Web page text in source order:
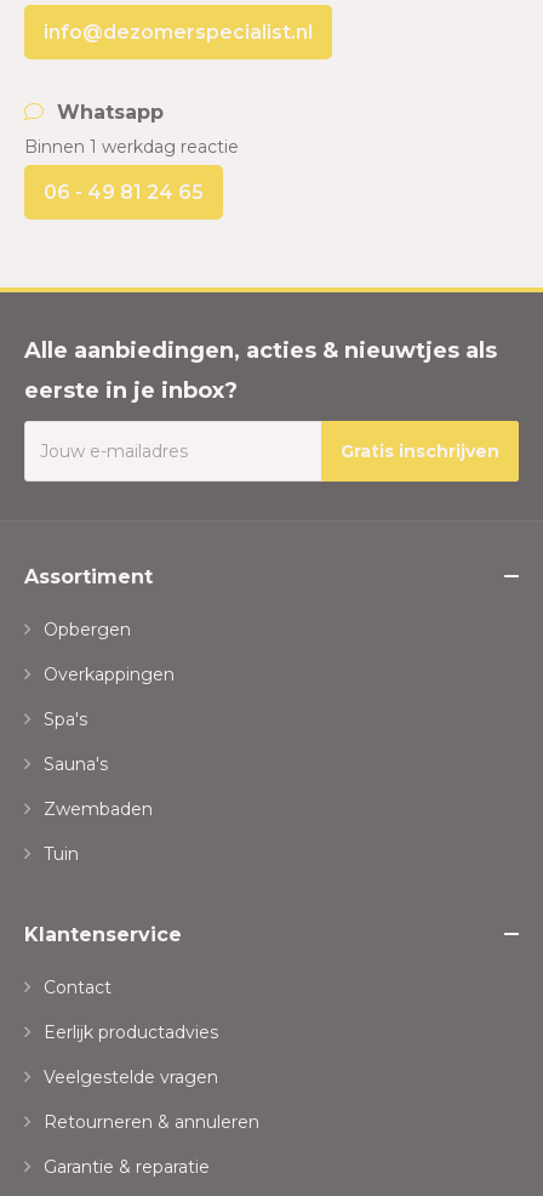
info@dezomerspecialist.nl
Whatsapp
Binnen 1 werkdag reactie
06 - 49 81 24 65
Alle aanbiedingen, acties & nieuwtjes als
eerste in je inbox?
Gratis inschrijven
Assortiment
Opbergen
Overkappingen
Spa's
Sauna's
Zwembaden
Tuin
Klantenservice
Contact
Eerlijk productadvies
Veelgestelde vragen
Retourneren & annuleren
Garantie & reparatie